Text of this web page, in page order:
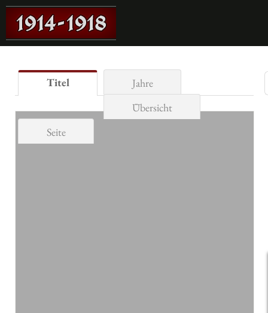
Titel
Jahre
Übersicht
Seite